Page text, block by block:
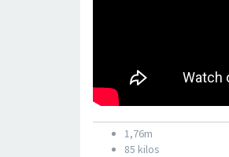
1,76m
85 kilos